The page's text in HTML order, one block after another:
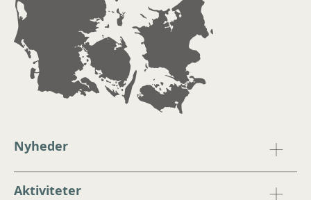
Nyheder
Aktiviteter